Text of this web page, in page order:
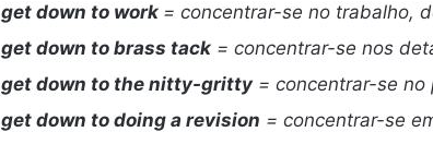
get down to work = concentrar-se no trabalho,
get down to brass tack = concentrar-se nos
get down to the nitty-gritty = concentrar-se no
get down to doing a revision = concentrar-se